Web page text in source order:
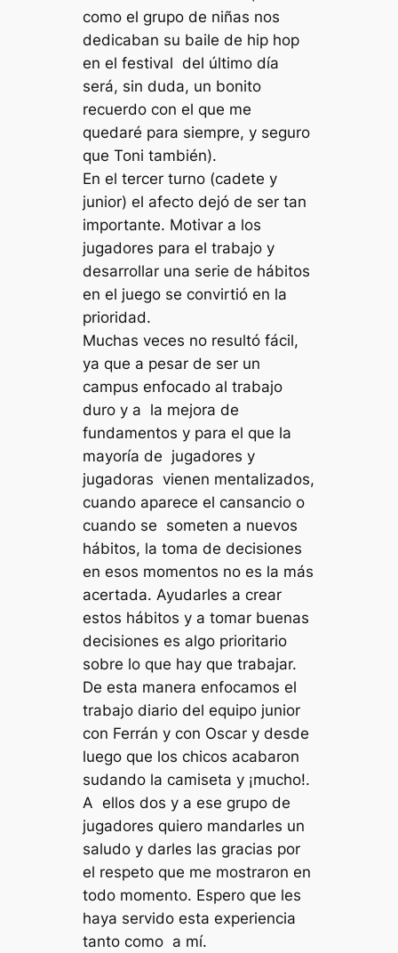
como el grupo de niñas nos
dedicaban su baile de hip hop
en el festival del último día
será, sin duda, un bonito
recuerdo con el que me
quedaré para siempre, y seguro
que Toni también).
En el tercer turno (cadete y
junior) el afecto dejó de ser tan
importante. Motivar a los
jugadores para el trabajo y
desarrollar una serie de hábitos
en el juego se convirtió en la
prioridad.
Muchas veces no resultó fácil,
ya que a pesar de ser un
campus enfocado al trabajo
duro y a la mejora de
fundamentos y para el que la
mayoría de jugadores y
jugadoras vienen mentalizados,
cuando aparece el cansancio o
cuando se someten a nuevos
hábitos, la toma de decisiones
en esos momentos no es la más
acertada. Ayudarles a crear
estos hábitos y a tomar buenas
decisiones es algo prioritario
sobre lo que hay que trabajar.
De esta manera enfocamos el
trabajo diario del equipo junior
con Ferrán y con Oscar y desde
luego que los chicos acabaron
sudando la camiseta y ¡mucho!.
A ellos dos y a ese grupo de
jugadores quiero mandarles un
saludo y darles las gracias por
el respeto que me mostraron en
todo momento. Espero que les
haya servido esta experiencia
tanto como a mí.